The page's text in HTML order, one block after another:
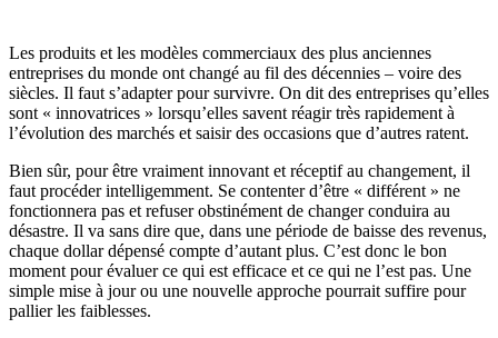
Les produits et les modèles commerciaux des plus anciennes
entreprises du monde ont changé au fil des décennies – voire des
siècles. Il faut s’adapter pour survivre. On dit des entreprises qu’elles
sont « innovatrices » lorsqu’elles savent réagir très rapidement à
l’évolution des marchés et saisir des occasions que d’autres ratent.
Bien sûr, pour être vraiment innovant et réceptif au changement, il
faut procéder intelligemment. Se contenter d’être « différent » ne
fonctionnera pas et refuser obstinément de changer conduira au
désastre. Il va sans dire que, dans une période de baisse des revenus,
chaque dollar dépensé compte d’autant plus. C’est donc le bon
moment pour évaluer ce qui est efficace et ce qui ne l’est pas. Une
simple mise à jour ou une nouvelle approche pourrait suffire pour
pallier les faiblesses.